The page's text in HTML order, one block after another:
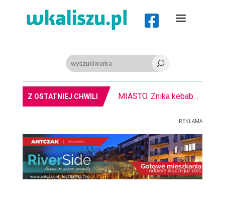
 a
U
Z OSTATNIEJ CHWILI MIASTO. Znika kebabowy ,,pałacyk”
REKLAMA